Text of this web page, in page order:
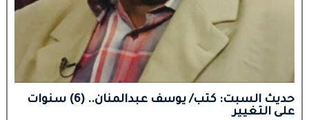
حديث السبت: كتب/ يوسف عبدالمنان.. (6) سنوات
على التغيير